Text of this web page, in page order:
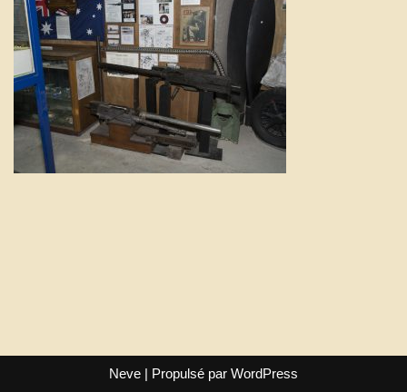
Neve | Propulsé par WordPress